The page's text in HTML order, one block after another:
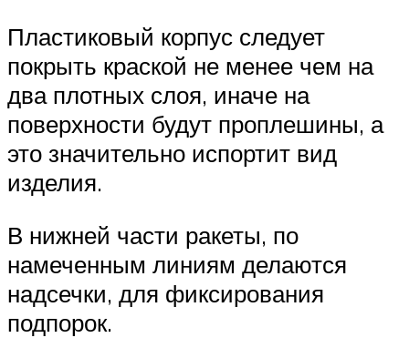
Пластиковый корпус следует
покрыть краской не менее чем на
два плотных слоя, иначе на
поверхности будут проплешины, а
это значительно испортит вид
изделия.
В нижней части ракеты, по
намеченным линиям делаются
надсечки, для фиксирования
подпорок.